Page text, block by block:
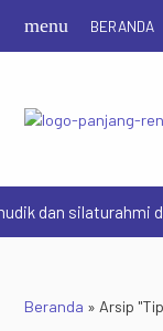
menu BERANDA
dan silaturahmi
Beranda » Arsip